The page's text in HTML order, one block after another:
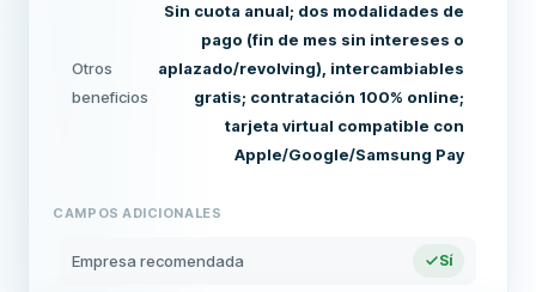
Otros
beneficios
Sin cuota anual; dos modalidades de
pago (fin de mes sin intereses o
aplazado/revolving), intercambiables
gratis; contratación 100% online;
tarjeta virtual compatible con
Apple/Google/Samsung Pay
CAMPOS ADICIONALES
Empresa recomendada Sí